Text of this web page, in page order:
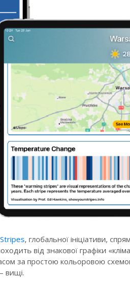
, глобальної ініціативи,
від знакової графіки
за простою кольоровою
вищі.